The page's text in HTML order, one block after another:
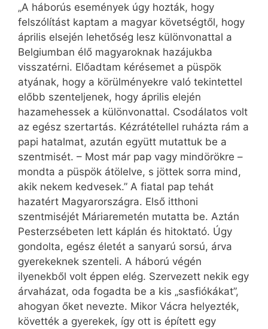
„A háborús események úgy hozták, hogy
felszólítást kaptam a magyar követségtől, hogy
április elsején lehetőség lesz különvonattal a
Belgiumban élő magyaroknak hazájukba
visszatérni. Előadtam kérésemet a püspök
atyának, hogy a körülményekre való tekintettel
előbb szenteljenek, hogy április elején
hazamehessek a különvonattal. Csodálatos volt
az egész szertartás. Kézrátétellel ruházta rám a
papi hatalmat, azután együtt mutattuk be a
szentmisét. – Most már pap vagy mindörökre –
mondta a püspök átölelve, s jöttek sorra mind,
akik nekem kedvesek.” A fiatal pap tehát
hazatért Magyarországra. Első itthoni
szentmiséjét Máriaremetén mutatta be. Aztán
Pesterzsébeten lett káplán és hitoktató. Úgy
gondolta, egész életét a sanyarú sorsú, árva
gyerekeknek szenteli. A háború végén
ilyenekből volt éppen elég. Szervezett nekik egy
árvaházat, oda fogadta be a kis „sasfiókákat”,
ahogyan őket nevezte. Mikor Vácra helyezték,
követték a gyerekek, így ott is épített egy